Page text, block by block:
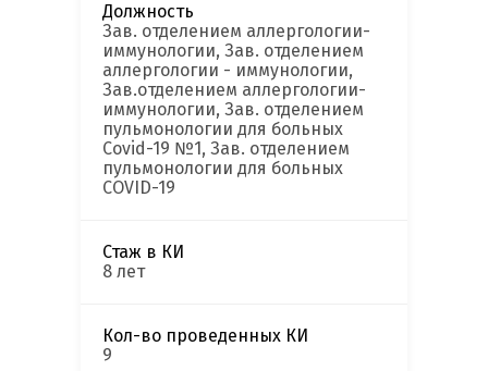
Должность
Зав. отделением аллергологии-
иммунологии, Зав. отделением
аллергологии - иммунологии,
Зав.отделением аллергологии-
иммунологии, Зав. отделением
пульмонологии для больных
Covid-19 №1, Зав. отделением
пульмонологии для больных
COVID-19
Стаж в КИ
8 лет
Кол-во проведенных КИ
9